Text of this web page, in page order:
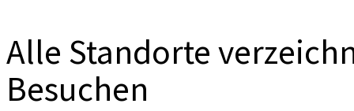
Alle Standorte
Besuchen